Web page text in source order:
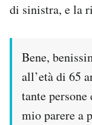
di sinistra, e la
Bene,
all’età di 65
tante
mio parere a